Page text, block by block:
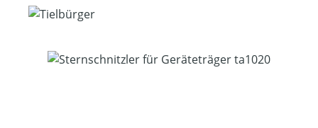
Bildergalerie überspringen